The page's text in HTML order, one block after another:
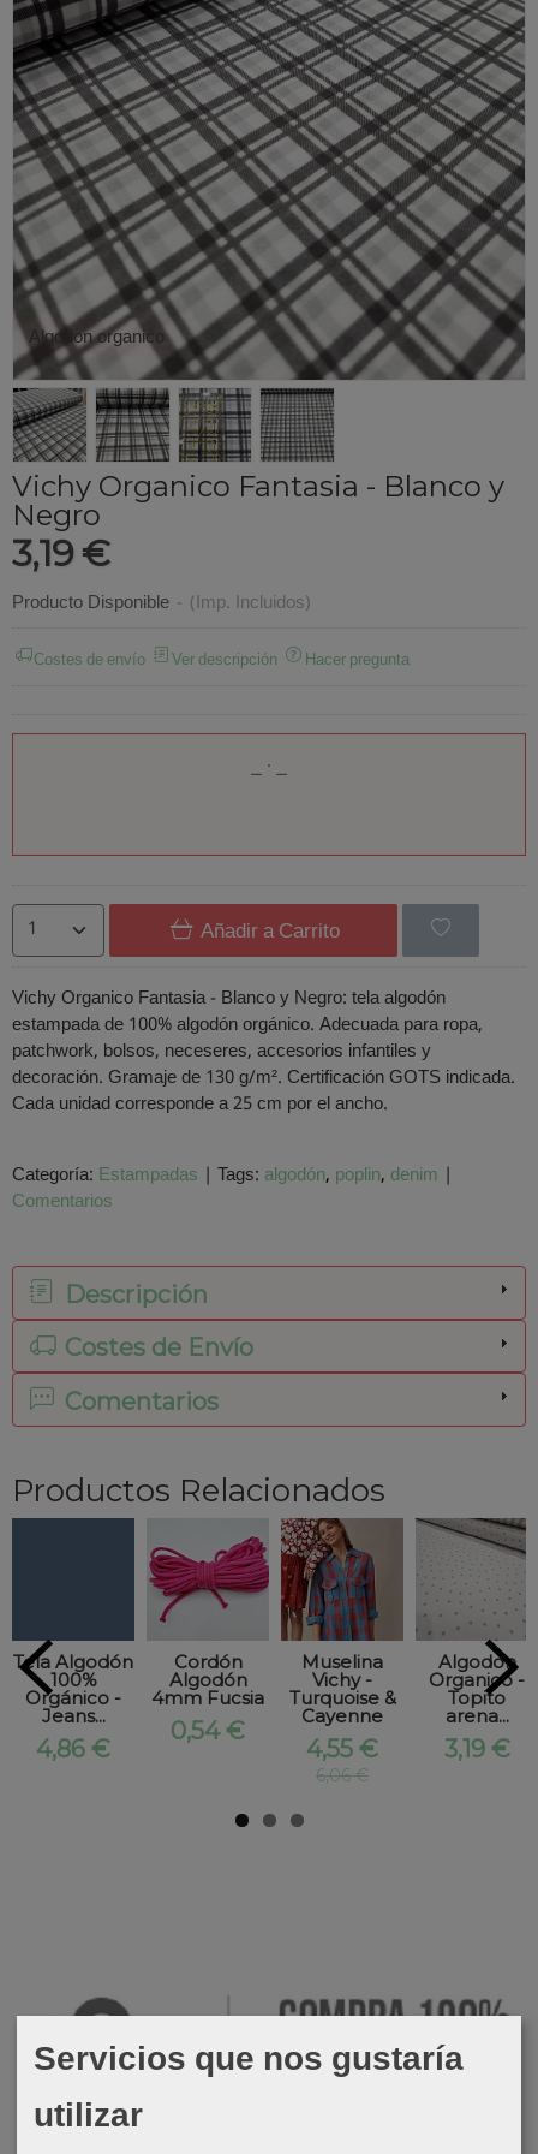
Algodon organico
Vichy Organico Fantasia - Blanco y
Negro
3,19 €
Producto Disponible - (Imp. Incluidos)
Costes de envío Ver descripción Hacer pregunta
Añadir a Carrito
Vichy Organico Fantasia - Blanco y Negro: tela algodón
estampada de 100% algodón orgánico. Adecuada para ropa,
patchwork, bolsos, neceseres, accesorios infantiles y
decoración. Gramaje de 130 g/m². Certificación GOTS indicada.
Cada unidad corresponde a 25 cm por el ancho.
Categoría: Estampadas | Tags: algodón poplin denim |
Comentarios
Descripción
Costes de Envío
Comentarios
Productos Relacionados
Tela Algodón
100%
Orgánico -
Jeans...
4,86 €
Cordón
Algodón
4mm Fucsia
0,54 €
Muselina
Vichy -
Turquoise &
Cayenne
4,55 €
6,06 €
Algodon
Organico -
Topito
arena...
3,19 €
Servicios que nos gustaría
utilizar